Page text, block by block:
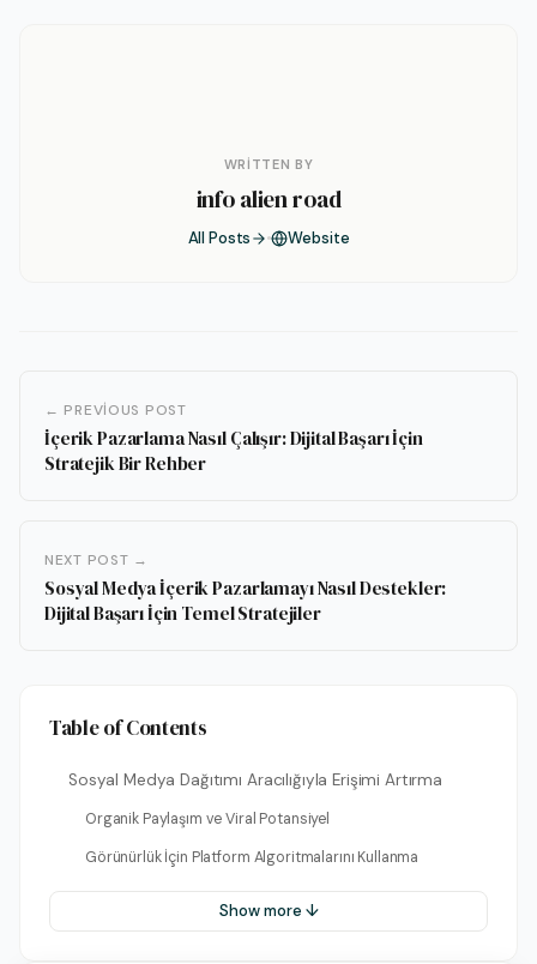
WRITTEN BY
info alien road
All Posts Website
← PREVIOUS POST
İçerik Pazarlama Nasıl Çalışır: Dijital Başarı İçin
Stratejik Bir Rehber
NEXT POST →
Sosyal Medya İçerik Pazarlamayı Nasıl Destekler:
Dijital Başarı İçin Temel Stratejiler
Table of Contents
Sosyal Medya Dağıtımı Aracılığıyla Erişimi Artırma
Organik Paylaşım ve Viral Potansiyel
Görünürlük İçin Platform Algoritmalarını Kullanma
Show more ↓